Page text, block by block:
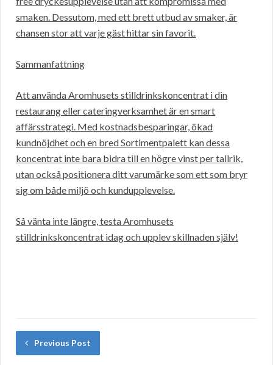
smaken. Dessutom, med ett brett utbud av smaker, är
chansen stor att varje gäst hittar sin favorit.
Sammanfattning
Att använda Aromhusets stilldrinkskoncentrat i din
restaurang eller cateringverksamhet är en smart
affärsstrategi. Med kostnadsbesparingar, ökad
kundnöjdhet och en bred Sortimentpalett kan dessa
koncentrat inte bara bidra till en högre vinst per tallrik,
utan också positionera ditt varumärke som ett som bryr
sig om både miljö och kundupplevelse.
Så vänta inte längre, testa Aromhusets
stilldrinkskoncentrat idag och upplev skillnaden själv!
Previous Post